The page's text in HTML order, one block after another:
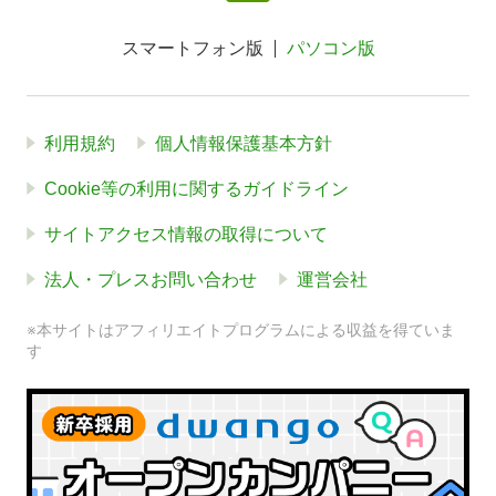
スマートフォン版 パソコン版
利用規約 個人情報保護基本方針
Cookie等の利用に関するガイドライン
サイトアクセス情報の取得について
法人・プレスお問い合わせ 運営会社
※本サイトはアフィリエイトプログラムによる収益を得ていま
す